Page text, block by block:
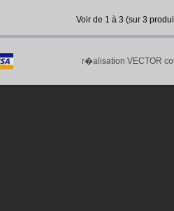
Voir de 1 à 3 (sur 3
r�alisation VECTOR